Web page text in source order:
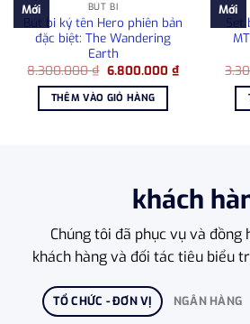
Mới BÚT BI
Bút bi ký tên Hero phiên bản
đặc biệt: The Wandering
Earth
8.300.000₫ Giá
là:
8.300.000 ₫.
6.800.000 ₫Giá
hiện
6.800.000
THÊM VÀO GIỎ HÀNG
Mới
khách
Chúng tôi đã phục vụ và đồng
khách hàng và đối tác tiêu biểu
TỔ CHỨC - ĐƠN VỊ NGÂN HÀNG